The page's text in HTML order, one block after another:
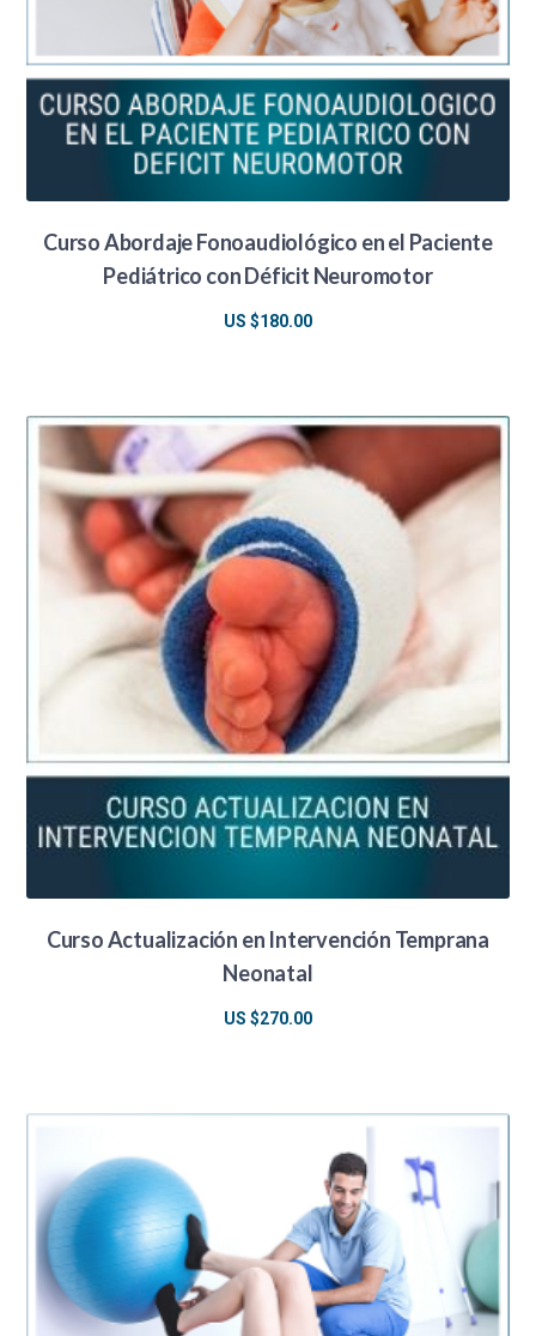
Curso Abordaje Fonoaudiológico en el Paciente
Pediátrico con Déficit Neuromotor
US $180.00
Curso Actualización en Intervención Temprana
Neonatal
US $270.00